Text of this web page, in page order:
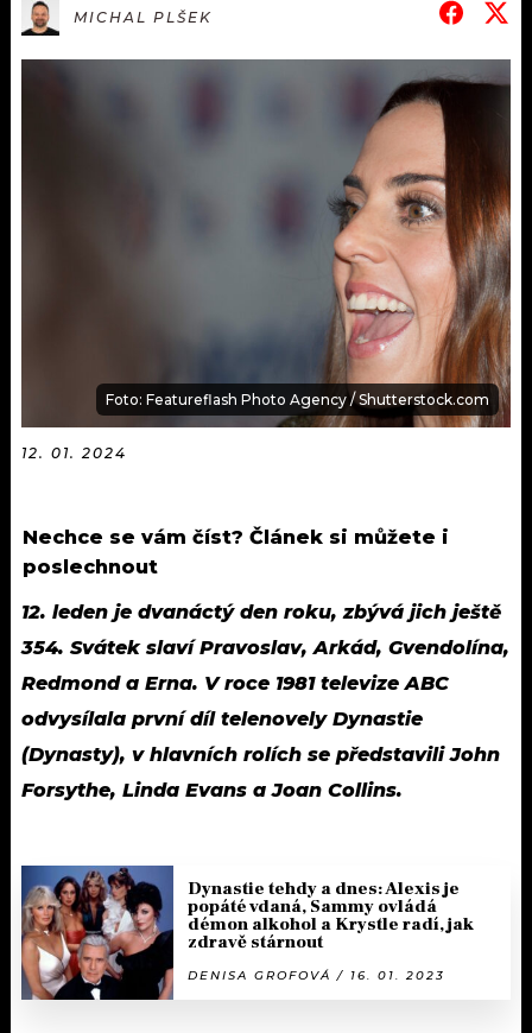
#NEBUDUDOMA
KALENDÁŘ
OSTATNÍ
APLIKACE
SOUTĚŽE
MICHAL PLŠEK
Foto: Featureflash Photo Agency / Shutterstock.com
12. 01. 2024
Nechce se vám číst? Článek si můžete i
poslechnout
12. leden je dvanáctý den roku, zbývá jich ještě
354. Svátek slaví Pravoslav, Arkád, Gvendolína,
Redmond a Erna. V roce 1981 televize ABC
odvysílala první díl telenovely Dynastie
(Dynasty), v hlavních rolích se představili John
Forsythe, Linda Evans a Joan Collins.
Dynastie tehdy a dnes: Alexis je
popáté vdaná, Sammy ovládá
démon alkohol a Krystle radí, jak
zdravě stárnout
DENISA GROFOVÁ / 16. 01. 2023